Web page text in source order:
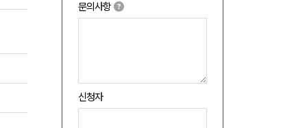
문의사항
신청자